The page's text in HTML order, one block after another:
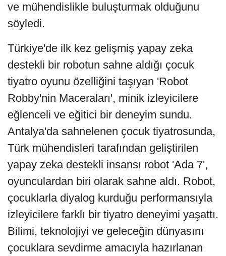
ve mühendislikle buluşturmak olduğunu
söyledi.
Türkiye'de ilk kez gelişmiş yapay zeka
destekli bir robotun sahne aldığı çocuk
tiyatro oyunu özelliğini taşıyan 'Robot
Robby'nin Maceraları', minik izleyicilere
eğlenceli ve eğitici bir deneyim sundu.
Antalya'da sahnelenen çocuk tiyatrosunda,
Türk mühendisleri tarafından geliştirilen
yapay zeka destekli insansı robot 'Ada 7',
oyunculardan biri olarak sahne aldı. Robot,
çocuklarla diyalog kurduğu performansıyla
izleyicilere farklı bir tiyatro deneyimi yaşattı.
Bilimi, teknolojiyi ve geleceğin dünyasını
çocuklara sevdirme amacıyla hazırlanan